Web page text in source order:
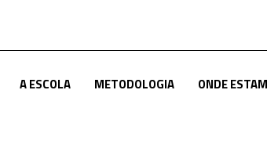
A ESCOLA METODOLOGIA ONDE